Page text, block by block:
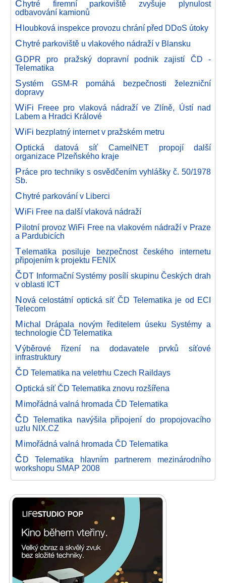
Chytré firemní parkoviště zvyšuje plynulost
odbavování kamionů
Hloubková inspekce provozu chrání před DDoS útoky
Chytré parkoviště u vlakového nádraží v Blansku
GDPR pro pražský dopravní podnik zajistí ČD -
Telematika
Systém GSM-R pomáhá bezpečnosti železniční
dopravy
WiFi Freee pro vlaková nádraží ve Zlíně, Ústí nad
Labem a Hradci Králové
WiFi bezplatný internet v pražském metru
Optická datová síť CamelNET propojí další
organizace Plzeňského kraje
Práce pro techniky s osvědčením vyhlášky č. 50/1978
Sb.
Chytré parkování v Liberci
WiFi Free na další vlaková nádraží
Pilotní provoz WiFi Free na vlakovém nádraží v Praze
a Pardubicích
Telematika posiluje bezpečnost českého internetu
připojením k projektu FENIX
ČDT Informační Systémy posílí skupinu Českých drah
v oblasti ICT
Nová celostátní optická síť ČD Telematika je od ECI
Telecom
Michal Drápala novým ředitelem úseku Systémy a
technologie ČD Telematika
Výběrové řízení na dodavatele prvků síťové
infrastruktury
ČD Telematika na veletrhu Czech Raildays
Optická síť ČD Telematika znovu rozšířena
Mimořádná valná hromada ČD Telematika
ČD Telematika navýšila připojení do propojovacího
uzlu NIX.CZ
Mimořádná valná hromada ČD Telematika
ČD Telematika hlavním partnerem mezinárodního
workshopu SMAP 2008